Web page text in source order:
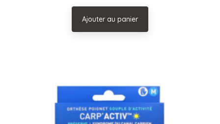
Ajouter au panier